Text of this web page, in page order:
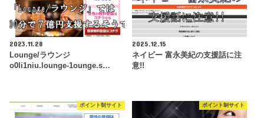
2023.11.28
Lounge/ラウンジ
o0li1niu.lounge-1ounge.s…
2025.12.15
ネイビー 富永美紀の支援話に注
意!!
ポイント制サイト ポイント制サイト